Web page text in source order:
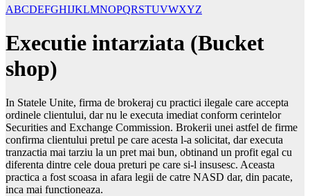
ABCDEFGHIJKLMNOPQRSTUVWXYZ
Executie intarziata (Bucket
shop)
In Statele Unite, firma de brokeraj cu practici ilegale care accepta
ordinele clientului, dar nu le executa imediat conform cerintelor
Securities and Exchange Commission. Brokerii unei astfel de firme
confirma clientului pretul pe care acesta l-a solicitat, dar executa
tranzactia mai tarziu la un pret mai bun, obtinand un profit egal cu
diferenta dintre cele doua preturi pe care si-l insusesc. Aceasta
practica a fost scoasa in afara legii de catre NASD dar, din pacate,
inca mai functioneaza.